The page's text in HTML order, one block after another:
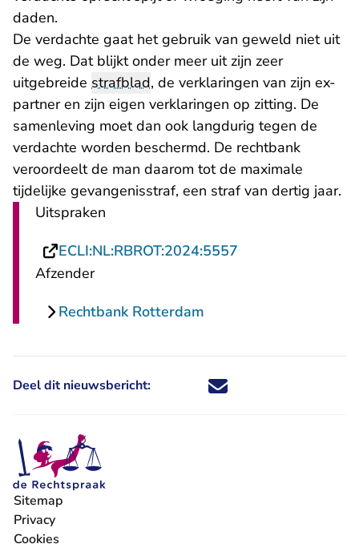
daden.
De verdachte gaat het gebruik van geweld niet uit
de weg. Dat blijkt onder meer uit zijn zeer
uitgebreide strafblad, de verklaringen van zijn ex-
partner en zijn eigen verklaringen op zitting. De
samenleving moet dan ook langdurig tegen de
verdachte worden beschermd. De rechtbank
veroordeelt de man daarom tot de maximale
tijdelijke gevangenisstraf, een straf van dertig jaar.
Uitspraken
ECLI:NL:RBROT:2024:5557
Afzender
Rechtbank Rotterdam
Deel dit nieuwsbericht: Deel dit nieuwsbericht via X -
Deel dit nieuwsbericht via
Deel dit nieuwsbericht
Deel dit
Sitemap
Privacy
Cookies